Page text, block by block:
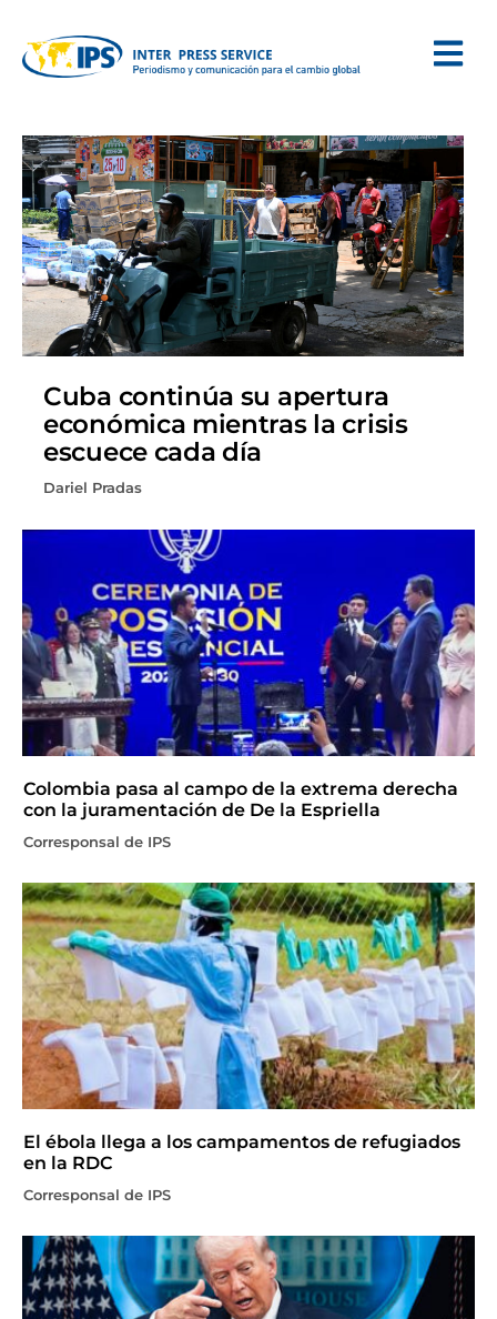
Cuba continúa su apertura
económica mientras la crisis
escuece cada día
Dariel Pradas
Colombia pasa al campo de la extrema derecha
con la juramentación de De la Espriella
Corresponsal de IPS
El ébola llega a los campamentos de refugiados
en la RDC
Corresponsal de IPS